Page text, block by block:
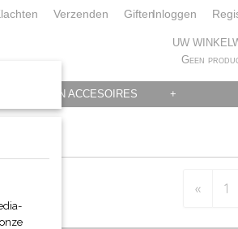
Verzenden GiftenInloggen
UW
Geen
KLEDING EN ACCESOIRES +
« 1